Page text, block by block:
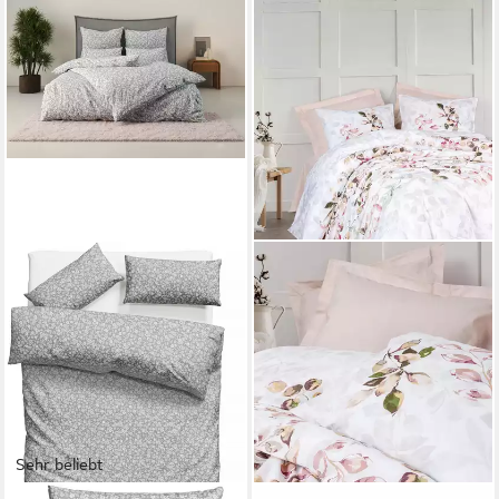
Sehr beliebt